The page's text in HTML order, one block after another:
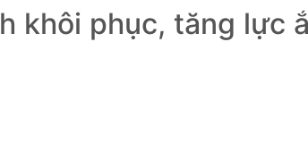
khôi phục, tăng lực